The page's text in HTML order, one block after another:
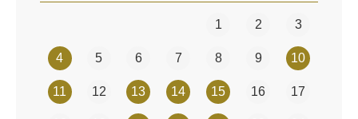
1 2 3
4 5 6 7 8 9 10
11 12 13 14 15 16 17